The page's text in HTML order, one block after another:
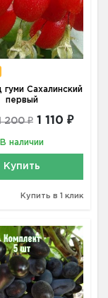
Сахалинский
первый
200 ₽ 1 110 ₽
В наличии
Купить
Купить в 1 клик